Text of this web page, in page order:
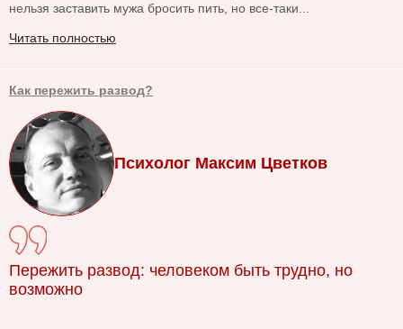
нельзя заставить мужа бросить пить, но все-таки...
Читать полностью
Как пережить развод?
Психолог Максим Цветков
Пережить развод: человеком быть трудно, но
возможно